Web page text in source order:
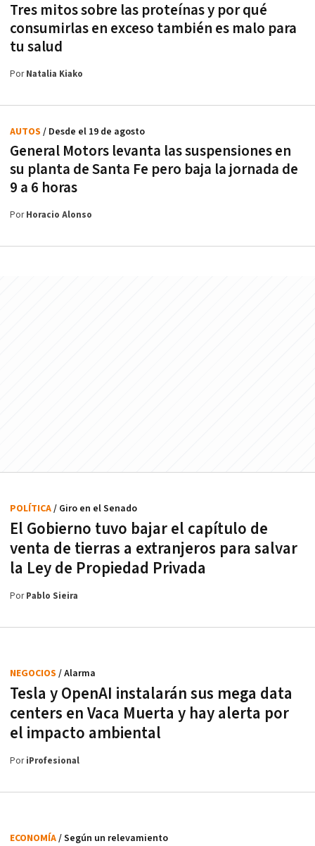
Tres mitos sobre las proteínas y por qué
consumirlas en exceso también es malo para
tu salud
PorNatalia Kiako
General Motors levanta las suspensiones en
su planta de Santa Fe pero baja la jornada de
9 a 6 horas
AUTOS / Desde el 19 de agosto
PorHoracio Alonso
El Gobierno tuvo bajar el capítulo de
venta de tierras a extranjeros para salvar
la Ley de Propiedad Privada
POLÍTICA/ Giro en el Senado
PorPablo Sieira
Tesla y OpenAI instalarán sus mega data
centers en Vaca Muerta y hay alerta por
el impacto ambiental
NEGOCIOS / Alarma
PoriProfesional
ECONOMÍA/ Según un relevamiento